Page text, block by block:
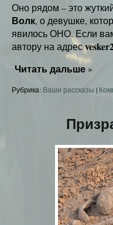
Оно рядом – это
Волк, о девушке,
явилось ОНО. Если
автору на адрес
Читать дальше»
Рубрика: Ваши рассказы |